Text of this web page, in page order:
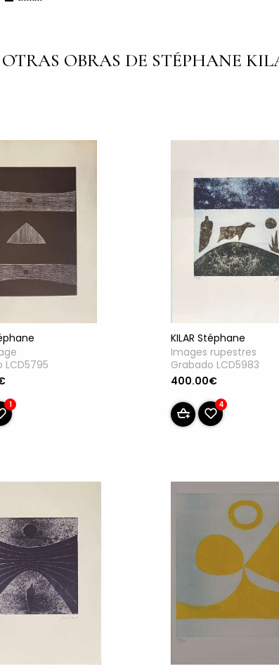
OTRAS OBRAS DE STÉPHANE
LCD5795
1
KILAR Stéphane
Images rupestres
Grabado LCD5983
400.00€
4